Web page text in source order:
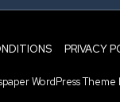
PRIVACY
WordPress Theme